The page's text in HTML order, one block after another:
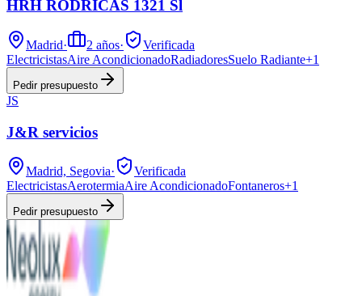
HRH RODRICAS 1321 Sl
Madrid· 2 años·
Verificada
ElectricistasAire AcondicionadoRadiadoresSuelo Radiante+1
Pedir presupuesto
JS
J&R servicios
Madrid, Segovia·
Verificada
ElectricistasAerotermiaAire AcondicionadoFontaneros+1
Pedir presupuesto